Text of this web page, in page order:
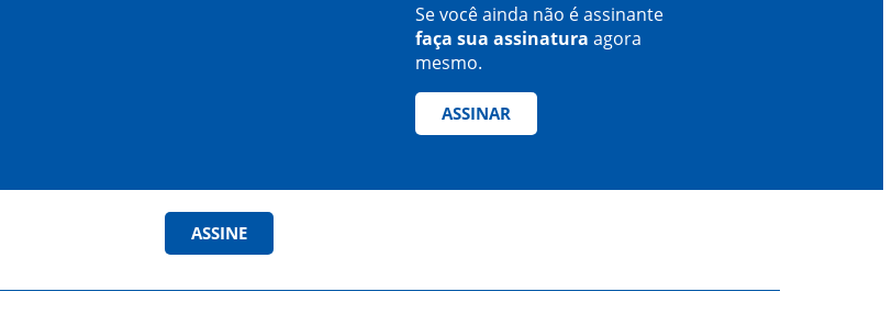
Se você ainda não é assinante
faça sua assinatura agora
mesmo.
ASSINAR
ASSINE